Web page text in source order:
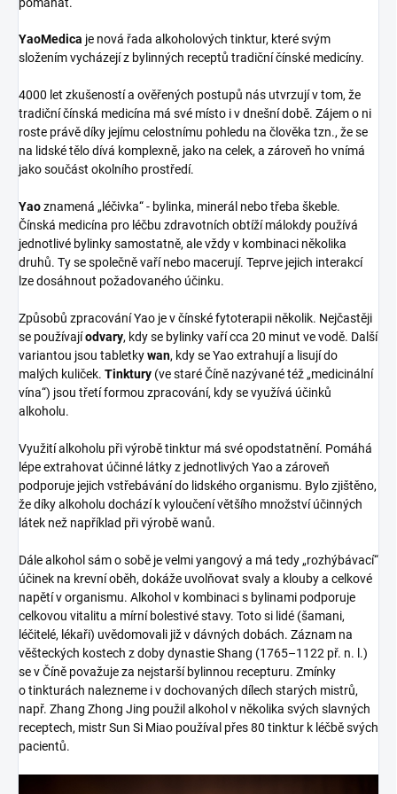
pomáhat.
YaoMedica je nová řada alkoholových tinktur, které svým
složením vycházejí z bylinných receptů tradiční čínské medicíny.
4000 let zkušeností a ověřených postupů nás utvrzují v tom, že
tradiční čínská medicína má své místo i v dnešní době. Zájem o ni
roste právě díky jejímu celostnímu pohledu na člověka tzn., že se
na lidské tělo dívá komplexně, jako na celek, a zároveň ho vnímá
jako součást okolního prostředí.
Yaoznamená „léčivka“ - bylinka, minerál nebo třeba škeble.
Čínská medicína pro léčbu zdravotních obtíží málokdy používá
jednotlivé bylinky samostatně, ale vždy v kombinaci několika
druhů. Ty se společně vaří nebo macerují. Teprve jejich interakcí
lze dosáhnout požadovaného účinku.
Způsobů zpracování Yao je v čínské fytoterapii několik. Nejčastěji
se používajíodvary, kdy se bylinky vaří cca 20 minut ve vodě. Další
variantou jsou tabletkywan, kdy se Yao extrahují a lisují do
malých kuliček. Tinktury (ve staré Číně nazývané též „medicinální
vína“) jsou třetí formou zpracování, kdy se využívá účinků
alkoholu.
Využití alkoholu při výrobě tinktur má své opodstatnění. Pomáhá
lépe extrahovat účinné látky z jednotlivých Yao a zároveň
podporuje jejich vstřebávání do lidského organismu. Bylo zjištěno,
že díky alkoholu dochází k vyloučení většího množství účinných
látek než například při výrobě wanů.
Dále alkohol sám o sobě je velmi yangový a má tedy „rozhýbávací“
účinek na krevní oběh, dokáže uvolňovat svaly a klouby a celkové
napětí v organismu. Alkohol v kombinaci s bylinami podporuje
celkovou vitalitu a mírní bolestivé stavy. Toto si lidé (šamani,
léčitelé, lékaři) uvědomovali již v dávných dobách. Záznam na
věšteckých kostech z doby dynastie Shang (1765–1122 př. n. l.)
se v Číně považuje za nejstarší bylinnou recepturu. Zmínky
o tinkturách nalezneme i v dochovaných dílech starých mistrů,
např. Zhang Zhong Jing použil alkohol v několika svých slavných
receptech, mistr Sun Si Miao používal přes 80 tinktur k léčbě svých
pacientů.